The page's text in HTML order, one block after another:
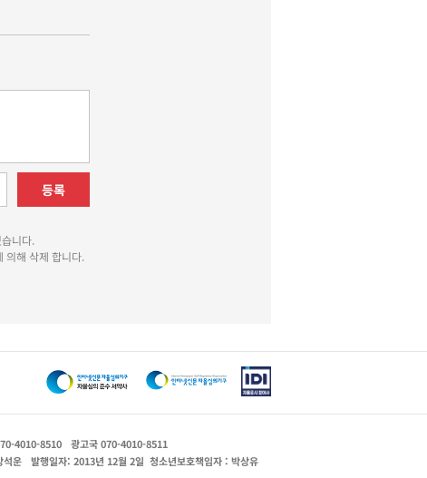
등록
니다.
의해 삭제 합니다.
4010-8510
광고국 070-4010-8511
석운 발행일자: 2013년 12월 2일 청소년보호책임자 : 박상유